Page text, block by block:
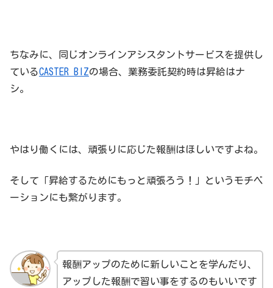
ちなみに、同じオンラインアシスタントサービスを提供し
ているCASTER BIZの場合、業務委託契約時は昇給はナ
シ。
やはり働くには、頑張りに応じた報酬はほしいですよね。
そして「昇給するためにもっと頑張ろう！」というモチベ
ーションにも繋がります。
報酬アップのために新しいことを学んだり、
アップした報酬で習い事をするのもいいです